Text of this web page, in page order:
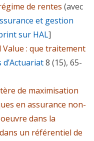
de rentes (avec
et gestion
sur HAL]
Value : que traitement
8 (15), 65-
de maximisation
en assurance non-
dans la
un référentiel de